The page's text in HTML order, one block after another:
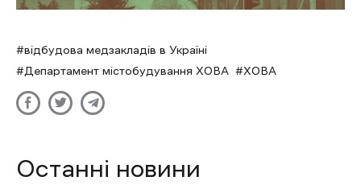
відбудова медзакладів в Україні
Департамент містобудування ХОВА
ХОВА
Останні новини